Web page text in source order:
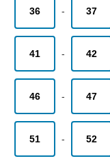
36 - 37
41 - 42
46 - 47
51 - 52